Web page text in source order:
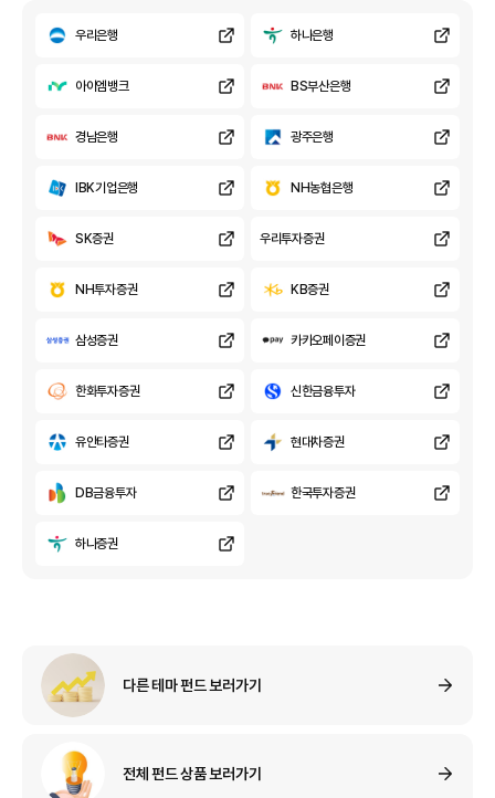
우리은행 하나은행
아이엠뱅크 BS부산은행
경남은행 광주은행
IBK기업은행 NH농협은행
SK증권 우리투자증권
NH투자증권 KB증권
삼성증권 카카오페이증권
한화투자증권 신한금융투자
유안타증권 현대차증권
DB금융투자 한국투자증권
하나증권
다른 테마 펀드 보러가기
전체 펀드 상품 보러가기